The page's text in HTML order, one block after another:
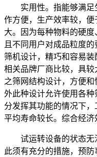
实用性。指能够满足
作方便，生产效率较，
大。因为每种物料的硬
且不同用户对成品粒度
筛机设计，精巧和容易
相关品牌厂商比较，具
之筛网结构设计，方便
外此种设计允许使用各种
分发挥其功能的情况下，
平均寿命较长。综合经济
试运转设备的状态无
此须有充分的措施，预